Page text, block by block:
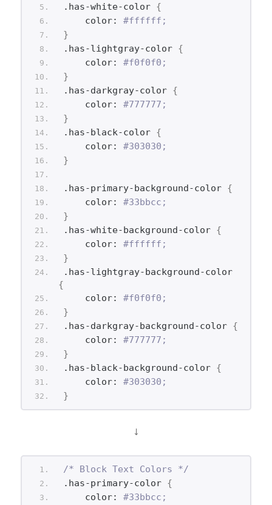
.has-white-color {
    color:
#ffffff;
}
.has-lightgray-color {
    color:
#f0f0f0;
}
.has-darkgray-color {
    color:
#777777;
}
.has-black-color {
    color:
#303030;
}
.has-primary-background-color {
    color:
#33bbcc;
}
.has-white-background-color {
    color:
#ffffff;
}
{
    color:
#f0f0f0;
}
.has-darkgray-background-color {
    color:
#777777;
}
.has-black-background-color {
    color:
#303030;
}
↓
/* Block Text Colors */
.has-primary-color {
    color:
#33bbcc;